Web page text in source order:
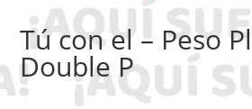
Tú con el – Peso
Double P